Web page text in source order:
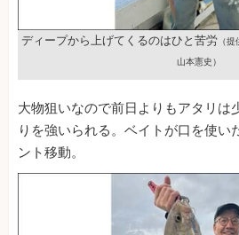
ディープから上げてくるのはひと苦労（提
山本憲史）
大物狙いなので前日よりもアタリは
りを強いられる。ベイトが口を使い
ント移動。